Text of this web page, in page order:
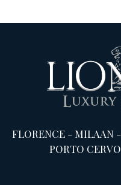
FLORENCE-MILAAN-
PORTO CERVO